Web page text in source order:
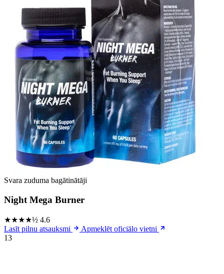
Svara zuduma bagātinātāji
Night Mega Burner
★★★★½ 4.6
Lasīt pilnu atsauksmi
Apmeklēt oficiālo vietni
13